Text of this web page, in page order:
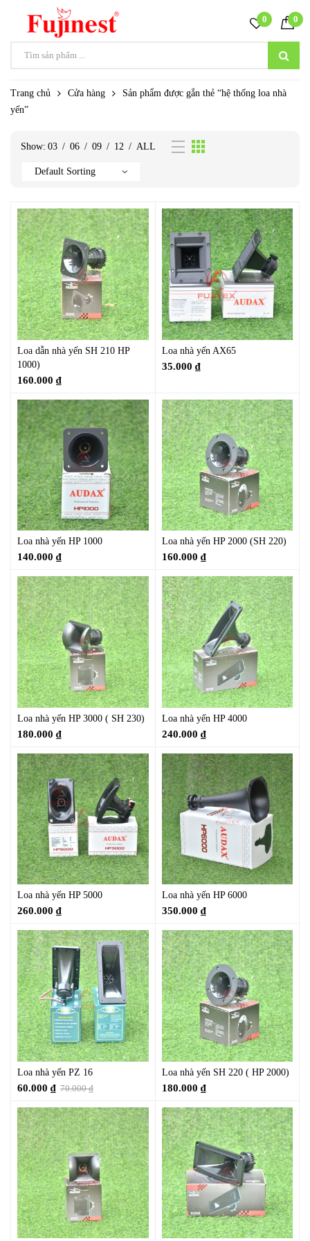
0 0
Trang chủ Cửa hàng
Sản phẩm được gắn thẻ “hệ thống loa nhà
yến”
Show: 03 / 06 / 09 / 12 / ALL
Loa dẫn nhà yến SH 210 HP
1000)
160.000 ₫
Loa nhà yến AX65
35.000 ₫
Loa nhà yến HP 1000
140.000 ₫
Loa nhà yến HP 2000 (SH 220)
160.000 ₫
Loa nhà yến HP 3000 ( SH 230)
180.000 ₫
Loa nhà yến HP 4000
240.000 ₫
Loa nhà yến HP 5000
260.000 ₫
Loa nhà yến HP 6000
350.000 ₫
Loa nhà yến PZ 16
70.000₫
60.000 ₫
Loa nhà yến SH 220 ( HP 2000)
180.000 ₫